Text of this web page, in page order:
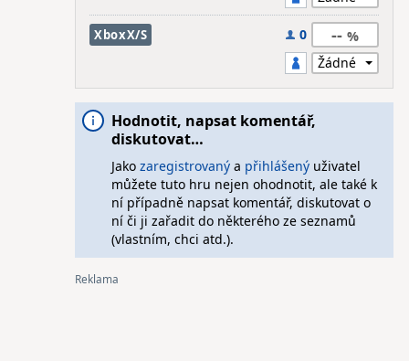
XboxX/S 0 --
Hodnotit, napsat komentář,
diskutovat…
Jako zaregistrovanýa přihlášenýuživatel
můžete tuto hru nejen ohodnotit, ale také k
ní případně napsat komentář, diskutovat o
ní či ji zařadit do některého ze seznamů
(vlastním, chci atd.).